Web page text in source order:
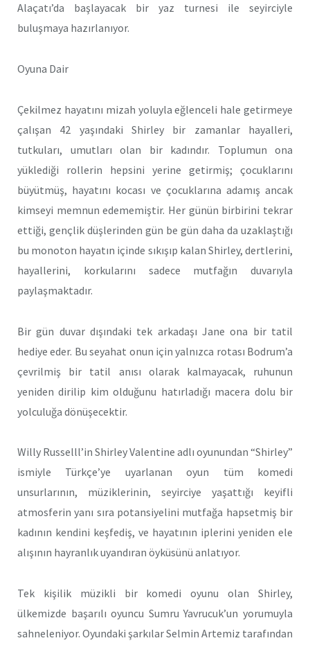
Alaçatı’da başlayacak bir yaz turnesi ile seyirciyle
buluşmaya hazırlanıyor.
Oyuna Dair
Çekilmez hayatını mizah yoluyla eğlenceli hale getirmeye
çalışan 42 yaşındaki Shirley bir zamanlar hayalleri,
tutkuları, umutları olan bir kadındır. Toplumun ona
yüklediği rollerin hepsini yerine getirmiş; çocuklarını
büyütmüş, hayatını kocası ve çocuklarına adamış ancak
kimseyi memnun edememiştir. Her günün birbirini tekrar
ettiği, gençlik düşlerinden gün be gün daha da uzaklaştığı
bu monoton hayatın içinde sıkışıp kalan Shirley, dertlerini,
hayallerini, korkularını sadece mutfağın duvarıyla
paylaşmaktadır.
Bir gün duvar dışındaki tek arkadaşı Jane ona bir tatil
hediye eder. Bu seyahat onun için yalnızca rotası Bodrum’a
çevrilmiş bir tatil anısı olarak kalmayacak, ruhunun
yeniden dirilip kim olduğunu hatırladığı macera dolu bir
yolculuğa dönüşecektir.
Willy Russelll’in Shirley Valentine adlı oyunundan “Shirley”
ismiyle Türkçe’ye uyarlanan oyun tüm komedi
unsurlarının, müziklerinin, seyirciye yaşattığı keyifli
atmosferin yanı sıra potansiyelini mutfağa hapsetmiş bir
kadının kendini keşfediş, ve hayatının iplerini yeniden ele
alışının hayranlık uyandıran öyküsünü anlatıyor.
Tek kişilik müzikli bir komedi oyunu olan Shirley,
ülkemizde başarılı oyuncu Sumru Yavrucuk’un yorumuyla
sahneleniyor. Oyundaki şarkılar Selmin Artemiz tarafından